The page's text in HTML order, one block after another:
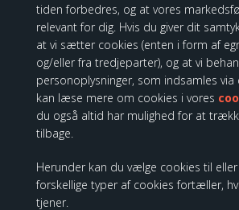
tiden forbedres, og at vores
relevant for dig. Hvis du giver dit
at vi sætter cookies (enten i form af
og/eller fra tredjeparter), og at vi
personoplysninger, som indsamles via
kan læse mere om cookies i vores
du også altid har mulighed for at
tilbage.
Herunder kan du vælge cookies til
forskellige typer af cookies fortæller,
tjener.
Disney Showcase - Stitch